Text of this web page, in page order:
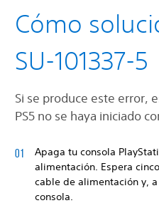
Cómo
SU-101337-5
Si se produce este error,
PS5 no se haya iniciado
Apaga tu consola
alimentación. Espera
cable de alimentación y,
consola.